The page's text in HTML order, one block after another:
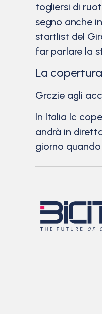
togliersi di
segno anche
startlist del
far parlare la
La
Grazie agli
In Italia la
andrà in
giorno quando